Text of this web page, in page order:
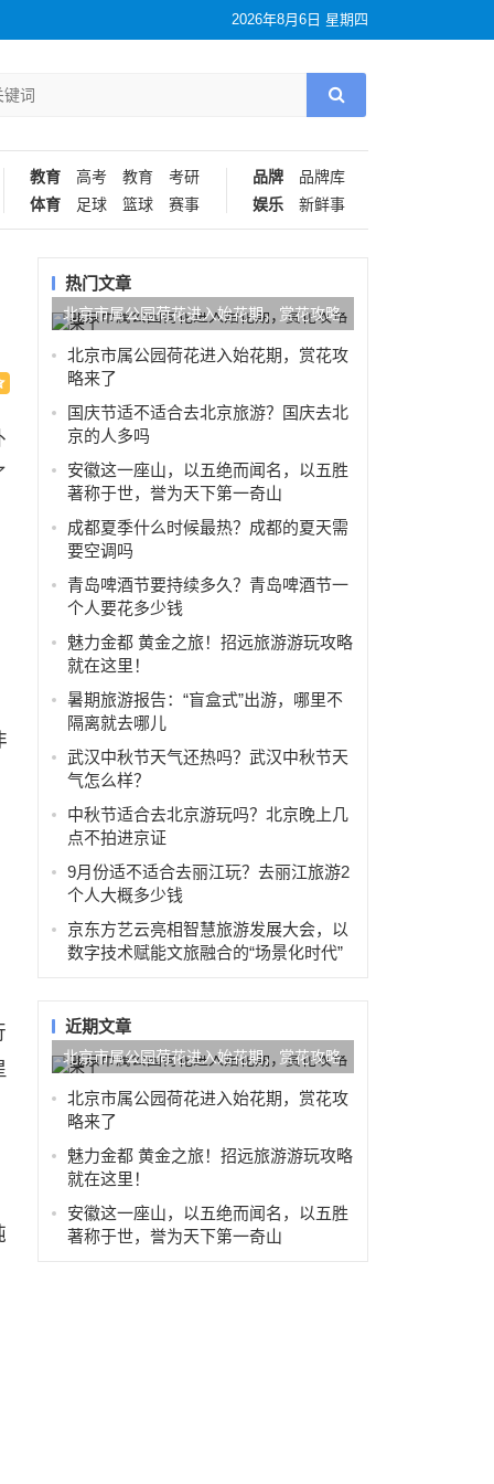
2026年8月6日 星期四
教育 高考 教育
考研
体育
足球 篮球 赛事
品牌
品牌库
娱乐
新鲜事
热门文章
北京市属公园荷花进入始花期，赏花攻略
来了
北京市属公园荷花进入始花期，赏花攻
略来了
国庆节适不适合去北京旅游？国庆去北
京的人多吗
安徽这一座山，以五绝而闻名，以五胜
著称于世，誉为天下第一奇山
成都夏季什么时候最热？成都的夏天需
要空调吗
青岛啤酒节要持续多久？青岛啤酒节一
个人要花多少钱
魅力金都 黄金之旅！招远旅游游玩攻略
就在这里！
暑期旅游报告：“盲盒式”出游，哪里不
隔离就去哪儿
武汉中秋节天气还热吗？武汉中秋节天
气怎么样？
中秋节适合去北京游玩吗？北京晚上几
点不拍进京证
9月份适不适合去丽江玩？去丽江旅游2
个人大概多少钱
京东方艺云亮相智慧旅游发展大会，以
数字技术赋能文旅融合的“场景化时代”
近期文章
北京市属公园荷花进入始花期，赏花攻略
来了
北京市属公园荷花进入始花期，赏花攻
略来了
魅力金都 黄金之旅！招远旅游游玩攻略
就在这里！
安徽这一座山，以五绝而闻名，以五胜
著称于世，誉为天下第一奇山